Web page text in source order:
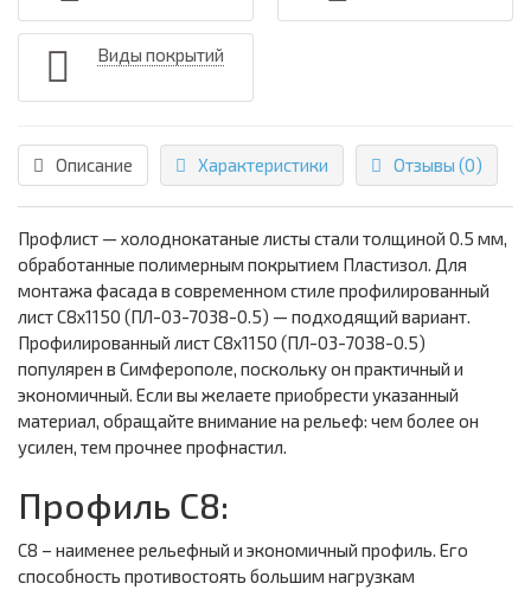
Виды покрытий
Описание Характеристики Отзывы (0)
Профлист — холоднокатаные листы стали толщиной 0.5 мм,
обработанные полимерным покрытием Пластизол. Для
монтажа фасада в современном стиле профилированный
лист С8х1150 (ПЛ-03-7038-0.5) — подходящий вариант.
Профилированный лист С8х1150 (ПЛ-03-7038-0.5)
популярен в Симферополе, поскольку он практичный и
экономичный. Если вы желаете приобрести указанный
материал, обращайте внимание на рельеф: чем более он
усилен, тем прочнее профнастил.
Профиль С8:
С8 – наименее рельефный и экономичный профиль. Его
способность противостоять большим нагрузкам